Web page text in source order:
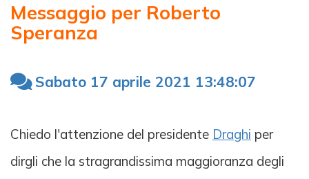
Messaggio per Roberto
Speranza
Sabato 17 aprile 2021 13:48:07
Chiedo l'attenzione del presidente Draghi per
dirgli che la stragrandissima maggioranza degli